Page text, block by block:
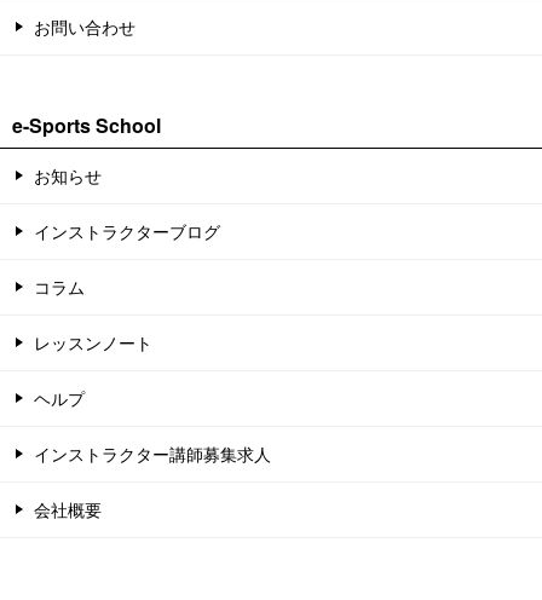
お問い合わせ
e-Sports School
お知らせ
インストラクターブログ
コラム
レッスンノート
ヘルプ
インストラクター講師募集求人
会社概要